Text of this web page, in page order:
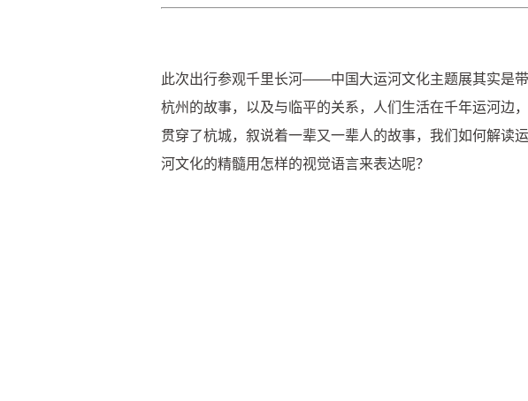
此次出行参观千里长河——中国大运河文化主题展其实是
杭州的故事，以及与临平的关系，人们生活在千年运河边
贯穿了杭城，叙说着一辈又一辈人的故事，我们如何解读
河文化的精髓用怎样的视觉语言来表达呢？